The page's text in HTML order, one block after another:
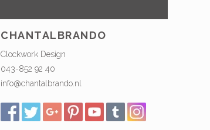
CHANTALBRANDO
Clockwork Design
043-852 92 40
info@chantalbrando.nl